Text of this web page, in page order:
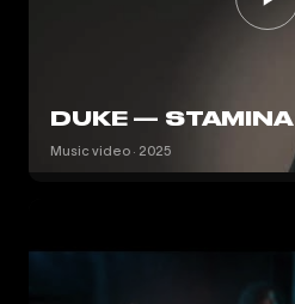
DUKE — STAMINA
Music video · 2025